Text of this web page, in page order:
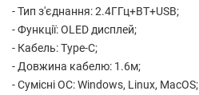
- Тип з'єднання: 2.4ГГц+BT+USB;
- Функції: OLED дисплей;
- Кабель: Type-C;
- Довжина кабелю: 1.6м;
- Сумісні ОС: Windows, Linux, MacOS;